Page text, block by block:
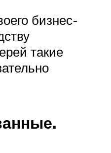
бизнес-
такие